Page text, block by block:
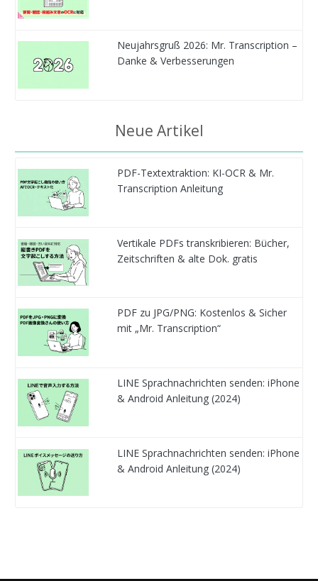
Neujahrsgruß 2026: Mr. Transcription –
Danke & Verbesserungen
Neue Artikel
PDF-Textextraktion: KI-OCR & Mr.
Transcription Anleitung
Vertikale PDFs transkribieren: Bücher,
Zeitschriften & alte Dok. gratis
PDF zu JPG/PNG: Kostenlos & Sicher
mit „Mr. Transcription“
LINE Sprachnachrichten senden: iPhone
& Android Anleitung (2024)
LINE Sprachnachrichten senden: iPhone
& Android Anleitung (2024)